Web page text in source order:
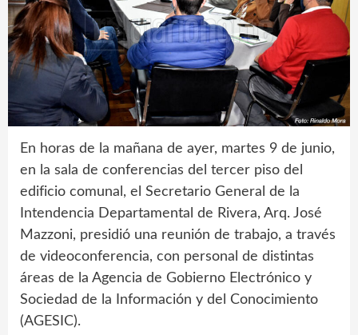
En horas de la mañana de ayer, martes 9 de junio,
en la sala de conferencias del tercer piso del
edificio comunal, el Secretario General de la
Intendencia Departamental de Rivera, Arq. José
Mazzoni, presidió una reunión de trabajo, a través
de videoconferencia, con personal de distintas
áreas de la Agencia de Gobierno Electrónico y
Sociedad de la Información y del Conocimiento
(AGESIC).